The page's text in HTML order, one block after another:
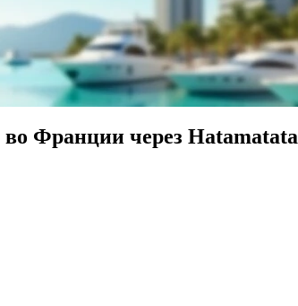
Франции через Hatamatata